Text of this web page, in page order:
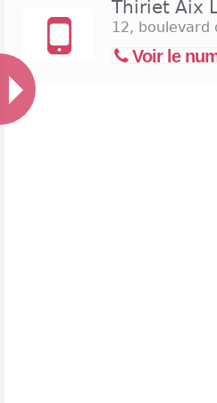
Thiriet Aix
12, boulevard
Voir le